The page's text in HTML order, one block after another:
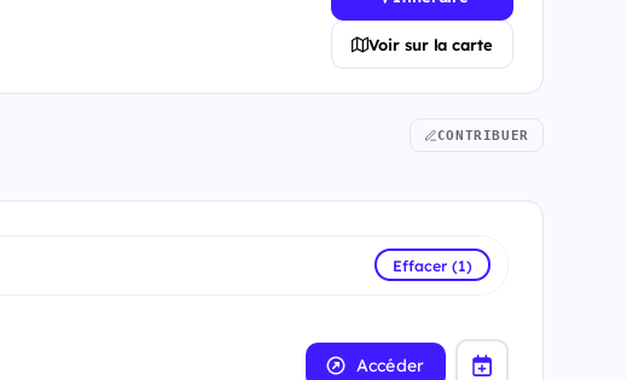
Voir sur la carte
CONTRIBUER
Effacer (1)
Accéder